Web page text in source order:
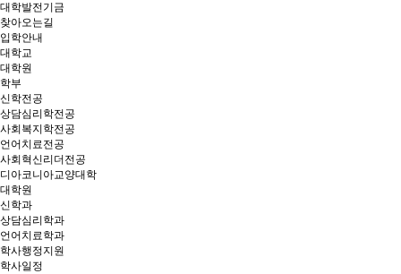
대학발전기금
찾아오는길
입학안내
대학교
대학원
학부
신학전공
상담심리학전공
사회복지학전공
언어치료전공
사회혁신리더전공
디아코니아교양대학
대학원
신학과
상담심리학과
언어치료학과
학사행정지원
학사일정